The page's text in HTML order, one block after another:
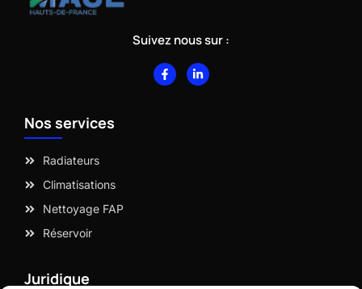
Suivez nous sur :
F
a
c
L
i
n
Nos services
Radiateurs
Climatisations
Nettoyage FAP
Réservoir
Juridique